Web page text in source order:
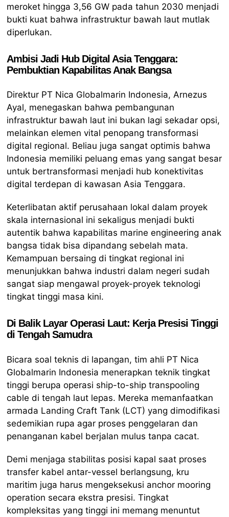
meroket hingga 3,56 GW pada tahun 2030 menjadi
bukti kuat bahwa infrastruktur bawah laut mutlak
diperlukan.
Ambisi Jadi Hub Digital Asia Tenggara:
Pembuktian Kapabilitas Anak Bangsa
Direktur PT Nica Globalmarin Indonesia, Arnezus
Ayal, menegaskan bahwa pembangunan
infrastruktur bawah laut ini bukan lagi sekadar opsi,
melainkan elemen vital penopang transformasi
digital regional. Beliau juga sangat optimis bahwa
Indonesia memiliki peluang emas yang sangat besar
untuk bertransformasi menjadi hub konektivitas
digital terdepan di kawasan Asia Tenggara.
Keterlibatan aktif perusahaan lokal dalam proyek
skala internasional ini sekaligus menjadi bukti
autentik bahwa kapabilitas marine engineering anak
bangsa tidak bisa dipandang sebelah mata.
Kemampuan bersaing di tingkat regional ini
menunjukkan bahwa industri dalam negeri sudah
sangat siap mengawal proyek-proyek teknologi
tingkat tinggi masa kini.
Di Balik Layar Operasi Laut: Kerja Presisi Tinggi
di Tengah Samudra
Bicara soal teknis di lapangan, tim ahli PT Nica
Globalmarin Indonesia menerapkan teknik tingkat
tinggi berupa operasi ship-to-ship transpooling
cable di tengah laut lepas. Mereka memanfaatkan
armada Landing Craft Tank (LCT) yang dimodifikasi
sedemikian rupa agar proses penggelaran dan
penanganan kabel berjalan mulus tanpa cacat.
Demi menjaga stabilitas posisi kapal saat proses
transfer kabel antar-vessel berlangsung, kru
maritim juga harus mengeksekusi anchor mooring
operation secara ekstra presisi. Tingkat
kompleksitas yang tinggi ini memang menuntut